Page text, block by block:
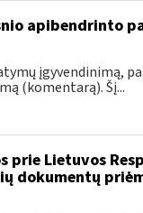
apibendrinto
įgyvendinimą,
(komentarą). Šį...
prie Lietuvos
dokumentų